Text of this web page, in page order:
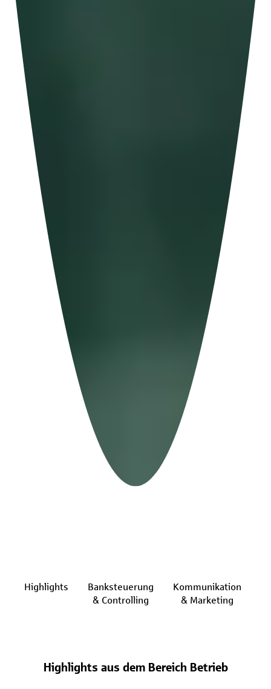
Highlights
Banksteuerung
& Controlling
Kommunikation
& Marketing
Highlights aus dem Bereich Betrieb